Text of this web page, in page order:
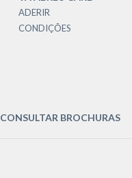
ADERIR
CONDIÇÕES
CONSULTAR BROCHURAS